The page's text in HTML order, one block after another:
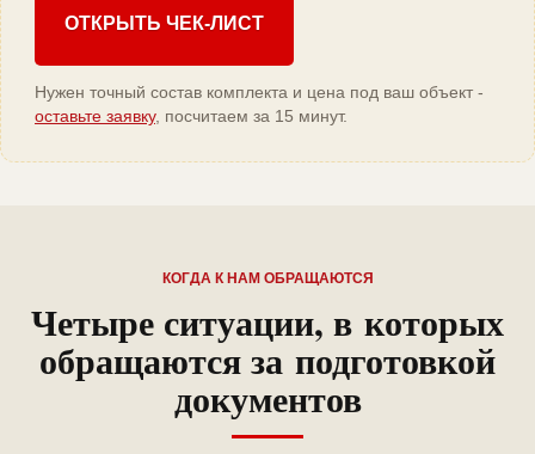
ОТКРЫТЬ ЧЕК-ЛИСТ
Нужен точный состав комплекта и цена под ваш объект -
оставьте заявку, посчитаем за 15 минут.
КОГДА К НАМ ОБРАЩАЮТСЯ
Четыре ситуации, в которых
обращаются за подготовкой
документов